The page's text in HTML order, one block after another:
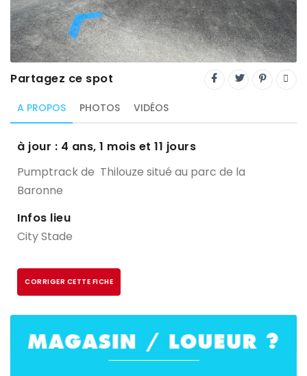
Trial
XC Rando - VTTAE
XCO
Constructeurs-Shapers
Derniers commentaires
Partagez ce spot
A PROPOS PHOTOS VIDÉOS
à jour : 4 ans, 1 mois et 11 jours
Pumptrack de Thilouze situé au parc de la
Baronne
Infos lieu
City Stade
CORRIGER CETTE FICHE